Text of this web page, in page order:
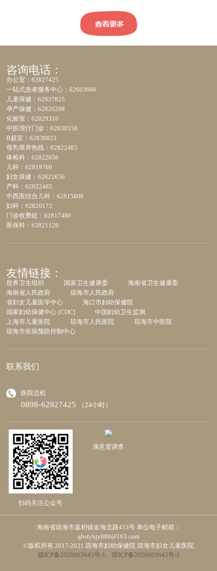
咨询电话：
办公室：62827425
一站式患者服务中心：62603666
儿童保健：62837825
孕产保健：62820298
化验室：62829316
中医理疗门诊：62830558
B超室：62838823
母乳喂养热线：62822485
体检科：62822656
儿科：62819760
妇女保健：62822656
产科：62822485
中西医结合儿科：62815806
妇科：62820172
门诊收费处：62817480
医保科：62821128
友情链接：
世界卫生组织 国家卫生健康委
海南省卫生健康委
海南省人民政府
琼海市人民政府
省妇女儿童医学中心
海口市妇幼保健院
国家妇幼保健中心 [CDC]
中国妇幼卫生监测
上海市儿童医院
琼海市人民医院
琼海市中医院
琼海市疾病预防控制中心
联系我们
医院总机
0898-62827425 （24小时）
扫码关注公众号
满意度调查
海南省琼海市嘉积镇金海北路433号 单位电子邮箱：
qhsfybjy888@163.com
©版权所有 2017-2021 琼海市妇幼保健院 琼海市妇女儿童医院
琼ICP备2020003643号-1、琼ICP备2020003643号-3